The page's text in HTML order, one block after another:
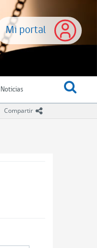
Mi portal
Noticias
Compartir icono compartir